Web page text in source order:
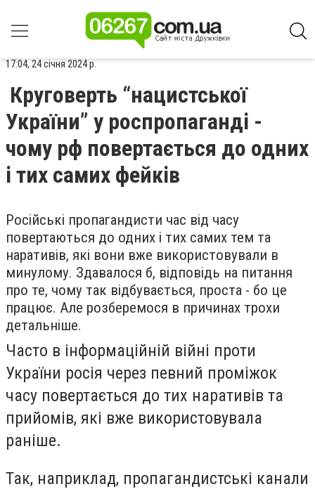
17:04, 24 січня 2024 р.
Круговерть “нацистської
України” у роспропаганді -
чому рф повертається до одних
і тих самих фейків
Російські пропагандисти час від часу
повертаються до одних і тих самих тем та
наративів, які вони вже використовували в
минулому. Здавалося б, відповідь на питання
про те, чому так відбувається, проста - бо це
працює. Але розберемося в причинах трохи
детальніше.
Часто в інформаційній війні проти
України росія через певний проміжок
часу повертається до тих наративів та
прийомів, які вже використовувала
раніше.
Так, наприклад, пропагандистські канали